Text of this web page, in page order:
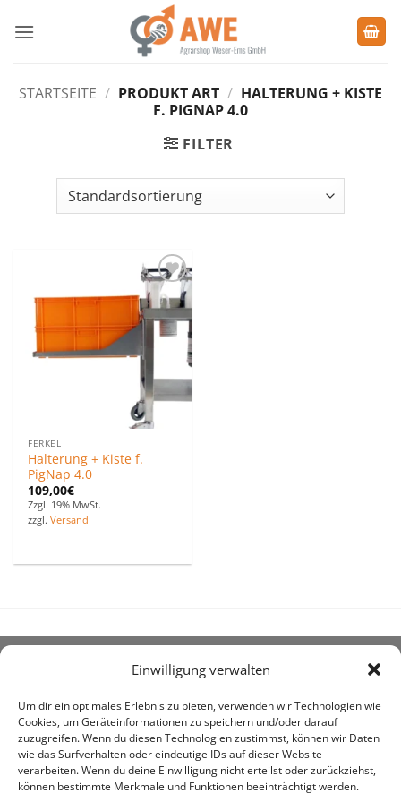
Einwilligung verwalten
Um dir ein optimales Erlebnis zu bieten, verwenden wir Technologien wie
Cookies, um Geräteinformationen zu speichern und/oder darauf
zuzugreifen. Wenn du diesen Technologien zustimmst, können wir Daten
wie das Surfverhalten oder eindeutige IDs auf dieser Website
verarbeiten. Wenn du deine Einwilligung nicht erteilst oder zurückziehst,
können bestimmte Merkmale und Funktionen beeinträchtigt werden.
Inhalt
STARTSEITE / PRODUKT ART / HALTERUNG + KISTE
F. PIGNAP 4.0
FILTER
Zu den
Favoriten
hinzufügen
FERKEL
Halterung + Kiste f.
PigNap 4.0
109,00€
Zzgl. 19% MwSt.
zzgl.Versand